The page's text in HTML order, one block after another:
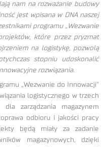
nam na rozważanie budowy
jest wpisana w DNA naszej
programu „Wezwanie
które przez pryzmat
na logistykę, pozwolą
stopniu udoskonalić
rozwiązania.
„Wezwanie do Innowacji”
logistycznego w trzech
dla zarządzania magazynem
odbioru i jakości pracy
będą miały za zadanie
magazynowych, dzięki